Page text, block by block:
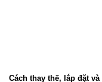
Cách thay thế, lắp đặt